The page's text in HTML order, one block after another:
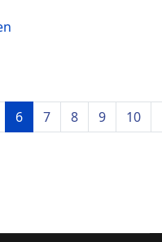
6 7 8 9 10